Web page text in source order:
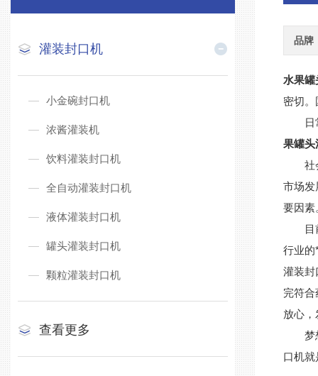
灌装封口机
小金碗封口机
浓酱灌装机
饮料灌装封口机
全自动灌装封口机
液体灌装封口机
罐头灌装封口机
颗粒灌装封口机
查看更多
品牌
水果
密切
日常
果罐头
社会
市场发
要因素
行业的
灌装封
完符
放心
梦想
口机